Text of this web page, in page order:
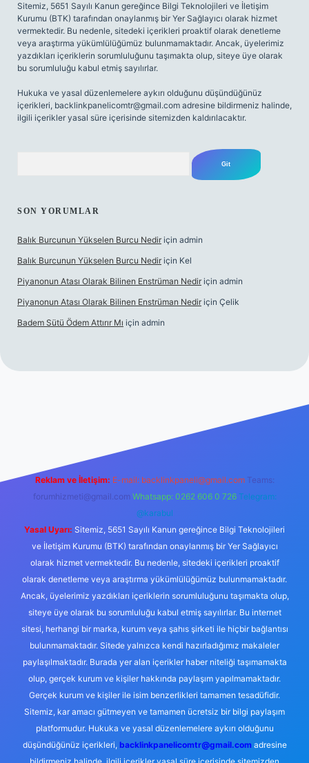
Sitemiz, 5651 Sayılı Kanun gereğince Bilgi Teknolojileri ve İletişim
Kurumu (BTK) tarafından onaylanmış bir Yer Sağlayıcı olarak hizmet
vermektedir. Bu nedenle, sitedeki içerikleri proaktif olarak denetleme
veya araştırma yükümlülüğümüz bulunmamaktadır. Ancak, üyelerimiz
yazdıkları içeriklerin sorumluluğunu taşımakta olup, siteye üye olarak
bu sorumluluğu kabul etmiş sayılırlar.
Hukuka ve yasal düzenlemelere aykırı olduğunu düşündüğünüz
içerikleri, backlinkpanelicomtr@gmail.com adresine bildirmeniz halinde,
ilgili içerikler yasal süre içerisinde sitemizden kaldırılacaktır.
SON YORUMLAR
Balık Burcunun Yükselen Burcu Nedir için admin
Balık Burcunun Yükselen Burcu Nedir için Kel
Piyanonun Atası Olarak Bilinen Enstrüman Nedir için admin
Piyanonun Atası Olarak Bilinen Enstrüman Nedir için Çelik
Badem Sütü Ödem Attırır Mı için admin
Reklam ve İletişim: E-mail: backlinkpaneli@gmail.com Teams:
forumhizmeti@gmail.com Whatsapp: 0262 606 0 726 Telegram:
@karabul
Yasal Uyarı: Sitemiz, 5651 Sayılı Kanun gereğince Bilgi Teknolojileri
ve İletişim Kurumu (BTK) tarafından onaylanmış bir Yer Sağlayıcı
olarak hizmet vermektedir. Bu nedenle, sitedeki içerikleri proaktif
olarak denetleme veya araştırma yükümlülüğümüz bulunmamaktadır.
Ancak, üyelerimiz yazdıkları içeriklerin sorumluluğunu taşımakta olup,
siteye üye olarak bu sorumluluğu kabul etmiş sayılırlar. Bu internet
sitesi, herhangi bir marka, kurum veya şahıs şirketi ile hiçbir bağlantısı
bulunmamaktadır. Sitede yalnızca kendi hazırladığımız makaleler
paylaşılmaktadır. Burada yer alan içerikler haber niteliği taşımamakta
olup, gerçek kurum ve kişiler hakkında paylaşım yapılmamaktadır.
Gerçek kurum ve kişiler ile isim benzerlikleri tamamen tesadüfidir.
Sitemiz, kar amacı gütmeyen ve tamamen ücretsiz bir bilgi paylaşım
platformudur. Hukuka ve yasal düzenlemelere aykırı olduğunu
düşündüğünüz içerikleri, backlinkpanelicomtr@gmail.comadresine